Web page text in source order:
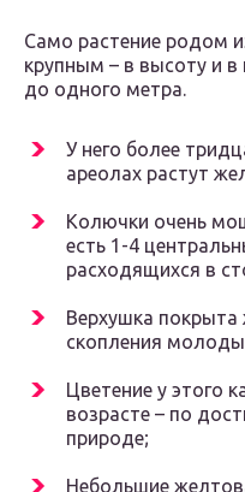
Само растение родом
крупным – в высоту и
до одного метра.
У него более
ареолах растут
Колючки очень
есть 1-4
расходящихся в
Верхушка
скопления
Цветение у этого
возрасте – по
природе;
Небольшие